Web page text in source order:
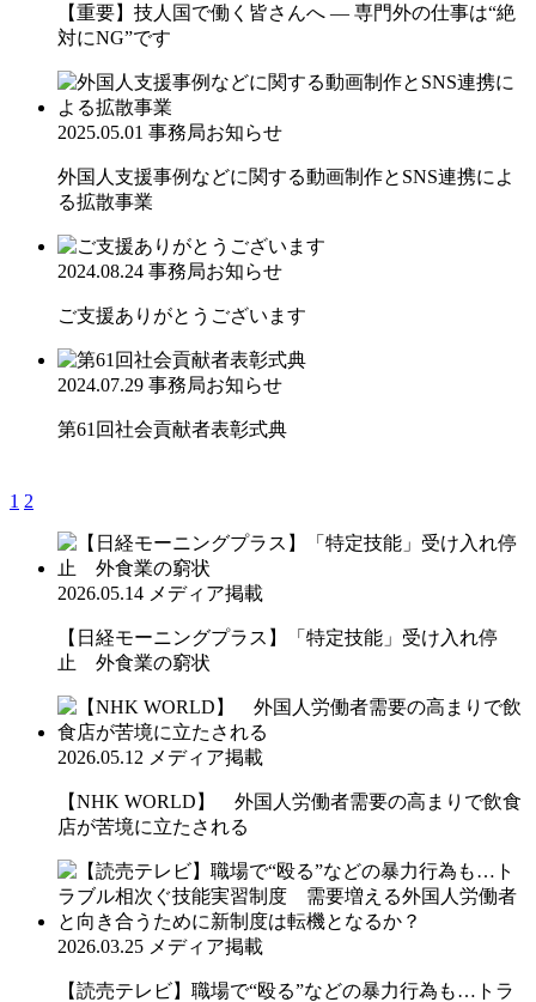
【重要】技人国で働く皆さんへ ― 専門外の仕事は“絶
対にNG”です
2025.05.01 事務局お知らせ
外国人支援事例などに関する動画制作とSNS連携によ
る拡散事業
2024.08.24 事務局お知らせ
ご支援ありがとうございます
2024.07.29 事務局お知らせ
第61回社会貢献者表彰式典
1 2
2026.05.14 メディア掲載
【日経モーニングプラス】「特定技能」受け入れ停
止 外食業の窮状
2026.05.12 メディア掲載
【NHK WORLD】 外国人労働者需要の高まりで飲食
店が苦境に立たされる
2026.03.25 メディア掲載
【読売テレビ】職場で“殴る”などの暴力行為も…トラ